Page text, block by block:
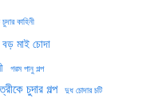
কাহিনী
মাই চোদা
গরম পানু গল্প
চুদার গল্প দুধ চোদার চটি